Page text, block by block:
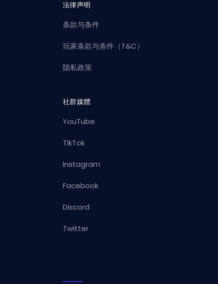
法律声明
条款与条件
玩家条款与条件（T&C）
隐私政策
社群媒體
YouTube
TikTok
Instagram
Facebook
Discord
Twitter